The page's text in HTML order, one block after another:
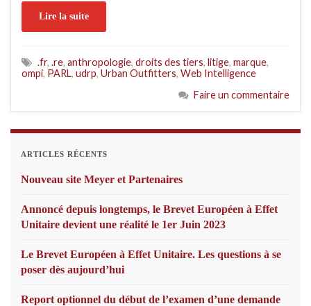
Lire la suite
.fr, .re, anthropologie, droits des tiers, litige, marque,
ompi, PARL, udrp, Urban Outfitters, Web Intelligence
Faire un commentaire
ARTICLES RÉCENTS
Nouveau site Meyer et Partenaires
Annoncé depuis longtemps, le Brevet Européen à Effet
Unitaire devient une réalité le 1er Juin 2023
Le Brevet Européen à Effet Unitaire. Les questions à se
poser dès aujourd’hui
Report optionnel du début de l’examen d’une demande